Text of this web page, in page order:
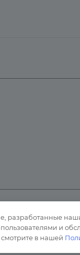
Политика
разработанные
и
в нашей